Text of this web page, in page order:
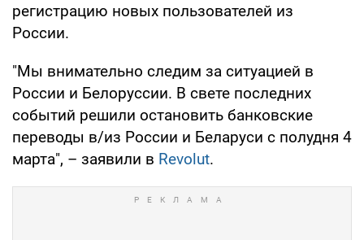
регистрацию новых пользователей из
России.
"Мы внимательно следим за ситуацией в
России и Белоруссии. В свете последних
событий решили остановить банковские
переводы в/из России и Беларуси с полудня 4
марта", – заявили в Revolut.